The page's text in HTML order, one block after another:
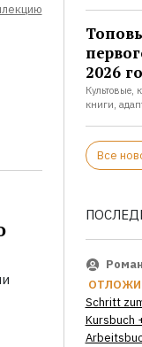
2026
Культовые,
книги,
Все
Schritt
Kursbuch